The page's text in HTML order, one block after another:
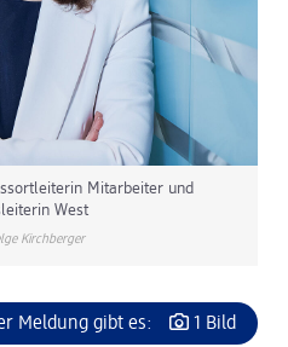
Mitarbeiter und
West
Kirchberger
Meldung gibt es: 1 Bild